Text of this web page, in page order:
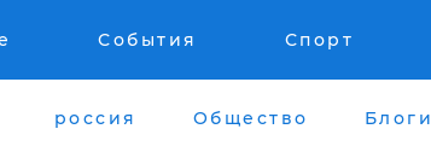
События Спорт
россия Общество Блоги